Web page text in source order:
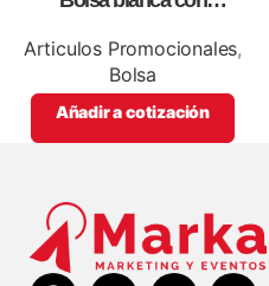
promocionales
Articulos Promocionales,
Bolsa
Añadir a cotización